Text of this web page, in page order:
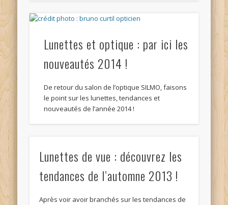
Lunettes et optique : par ici les
nouveautés 2014 !
De retour du salon de l’optique SILMO, faisons
le point sur les lunettes, tendances et
nouveautés de l’année 2014 !
Lunettes de vue : découvrez les
tendances de l’automne 2013 !
Après voir avoir branchés sur les tendances de